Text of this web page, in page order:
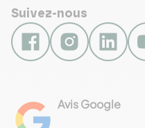
Suivez-nous
Avis Google